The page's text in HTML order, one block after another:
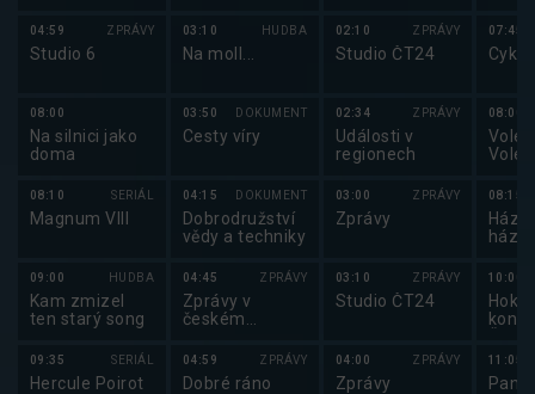
04:59 ZPRÁVY
Studio 6
08:00
Na silnici jako
doma
08:10 SERIÁL
Magnum VIII
09:00 HUDBA
Kam zmizel
ten starý song
09:35 SERIÁL
Hercule Poirot
03:10 HUDBA
Na moll...
03:50 DOKUMENT
Cesty víry
04:15 DOKUMENT
Dobrodružství
vědy a techniky
04:45 ZPRÁVY
Zprávy v
českém
jazyce
04:59 ZPRÁVY
Dobré ráno
02:10 ZPRÁVY
Studio ČT24
02:34 ZPRÁVY
Události v
regionech
03:00 ZPRÁVY
Zprávy
03:10 ZPRÁVY
Studio ČT24
04:00 ZPRÁVY
Zprávy
07:45
08:00
08:15
10:00
11:05